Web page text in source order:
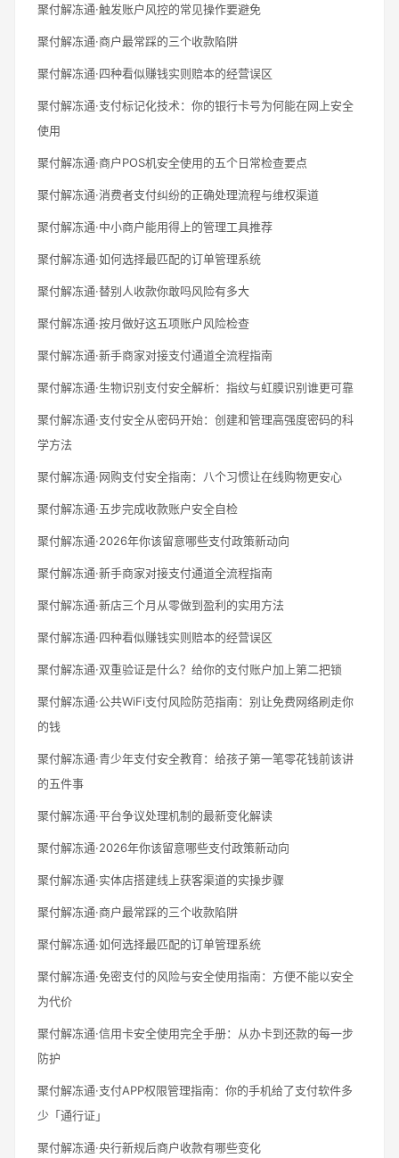
聚付解冻通·触发账户风控的常见操作要避免
聚付解冻通·商户最常踩的三个收款陷阱
聚付解冻通·四种看似赚钱实则赔本的经营误区
聚付解冻通·支付标记化技术：你的银行卡号为何能在网上安全
使用
聚付解冻通·商户POS机安全使用的五个日常检查要点
聚付解冻通·消费者支付纠纷的正确处理流程与维权渠道
聚付解冻通·中小商户能用得上的管理工具推荐
聚付解冻通·如何选择最匹配的订单管理系统
聚付解冻通·替别人收款你敢吗风险有多大
聚付解冻通·按月做好这五项账户风险检查
聚付解冻通·新手商家对接支付通道全流程指南
聚付解冻通·生物识别支付安全解析：指纹与虹膜识别谁更可靠
聚付解冻通·支付安全从密码开始：创建和管理高强度密码的科
学方法
聚付解冻通·网购支付安全指南：八个习惯让在线购物更安心
聚付解冻通·五步完成收款账户安全自检
聚付解冻通·2026年你该留意哪些支付政策新动向
聚付解冻通·新手商家对接支付通道全流程指南
聚付解冻通·新店三个月从零做到盈利的实用方法
聚付解冻通·四种看似赚钱实则赔本的经营误区
聚付解冻通·双重验证是什么？给你的支付账户加上第二把锁
聚付解冻通·公共WiFi支付风险防范指南：别让免费网络刷走你
的钱
聚付解冻通·青少年支付安全教育：给孩子第一笔零花钱前该讲
的五件事
聚付解冻通·平台争议处理机制的最新变化解读
聚付解冻通·2026年你该留意哪些支付政策新动向
聚付解冻通·实体店搭建线上获客渠道的实操步骤
聚付解冻通·商户最常踩的三个收款陷阱
聚付解冻通·如何选择最匹配的订单管理系统
聚付解冻通·免密支付的风险与安全使用指南：方便不能以安全
为代价
聚付解冻通·信用卡安全使用完全手册：从办卡到还款的每一步
防护
聚付解冻通·支付APP权限管理指南：你的手机给了支付软件多
少「通行证」
聚付解冻通·央行新规后商户收款有哪些变化